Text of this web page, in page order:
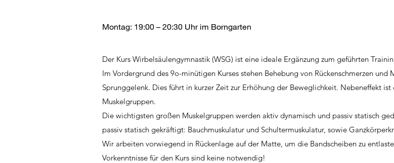
Montag: 19:00 – 20:30 Uhr im Borngarten
Der Kurs Wirbelsäulengymnastik (WSG) ist eine ideale Ergänzung zum geführten
Im Vordergrund des 9o-minütigen Kurses stehen Behebung von Rückenschmerzen
Sprunggelenk. Dies führt in kurzer Zeit zur Erhöhung der Beweglichkeit. Nebeneffekt
Muskelgruppen.
Die wichtigsten großen Muskelgruppen werden aktiv dynamisch und passiv statisch
passiv statisch gekräftigt: Bauchmuskulatur und Schultermuskulatur, sowie
Wir arbeiten vorwiegend in Rückenlage auf der Matte, um die Bandscheiben zu
Vorkenntnisse für den Kurs sind keine notwendig!